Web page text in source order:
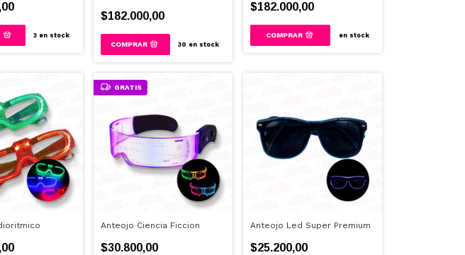
3 en stock
$182.000,00
30 en stock
$182.000,00
en stock
GRATIS
Anteojo Ciencia Ficcion
$30.800,00
Anteojo Led Super Premium
$25.200,00